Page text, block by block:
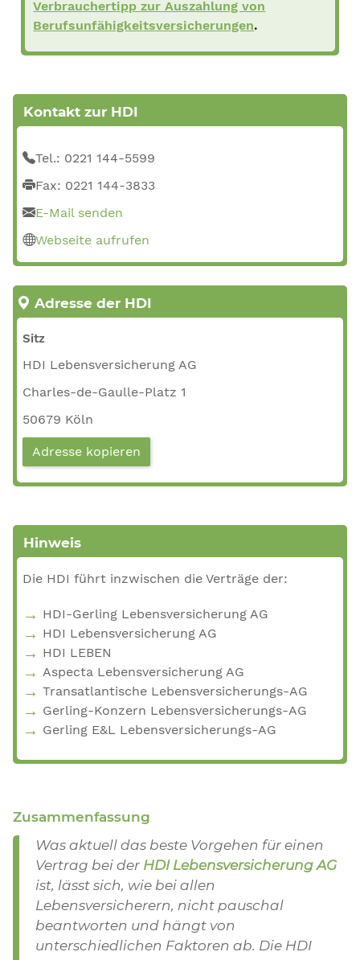
Verbrauchertipp zur Auszahlung von
Berufsunfähigkeitsversicherungen.
Kontakt zur HDI
Tel.: 0221 144-5599
Fax: 0221 144-3833
E-Mail senden
Webseite aufrufen
Adresse der HDI
Sitz
HDI Lebensversicherung AG
Charles-de-Gaulle-Platz 1
50679 Köln
Adresse kopieren
Hinweis
Die HDI führt inzwischen die Verträge der:
HDI-Gerling Lebensversicherung AG
HDI Lebensversicherung AG
HDI LEBEN
Aspecta Lebensversicherung AG
Transatlantische Lebensversicherungs-AG
Gerling-Konzern Lebensversicherungs-AG
Gerling E&L Lebensversicherungs-AG
Zusammenfassung
Was aktuell das beste Vorgehen für einen
Vertrag bei der HDI Lebensversicherung AG
ist, lässt sich, wie bei allen
Lebensversicherern, nicht pauschal
beantworten und hängt von
unterschiedlichen Faktoren ab. Die HDI